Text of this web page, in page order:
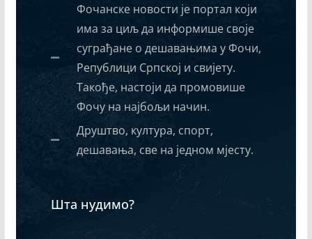
Фочанске новости је портал који
има за циљ да информише своје
суграђане о дешавањима у Фочи,
Републици Српској и свијету.
Такође, настоји да промовише
Фочу на најбољи начин.
Друштво, култура, спорт,
дешавања, све на једном мјесту.
Шта нудимо?